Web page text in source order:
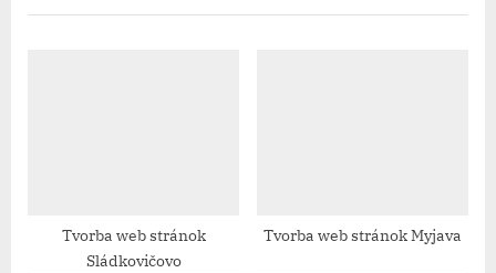
i
t
Tvorba web stránok​
Sládkovičovo
Tvorba web stránok​ Myjava